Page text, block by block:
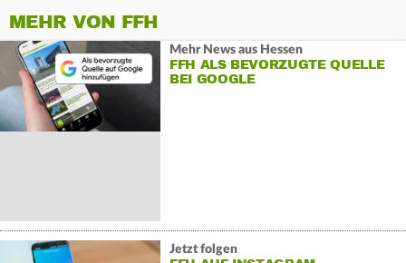
MEHR VON FFH
Mehr News aus Hessen
FFH ALS BEVORZUGTE QUELLE
BEI GOOGLE
Jetzt folgen